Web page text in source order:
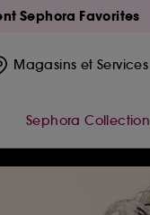
Sephora Favorites
Magasins et Services
Sephora Collection